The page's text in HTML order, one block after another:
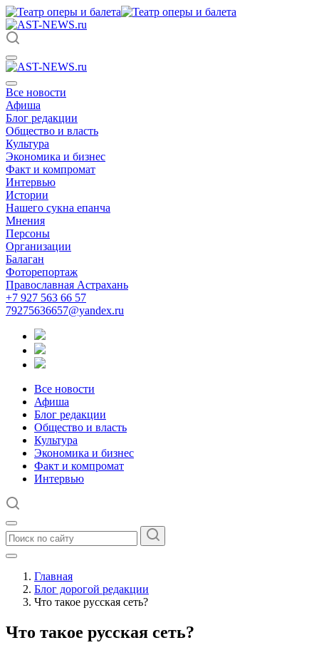
Все новости
Афиша
Блог редакции
Общество и власть
Культура
Экономика и бизнес
Факт и компромат
Интервью
Истории
Нашего сукна епанча
Мнения
Персоны
Организации
Балаган
Фоторепортаж
Православная Астрахань
+7 927 563 66 57
79275636657@yandex.ru
Все новости
Афиша
Блог редакции
Общество и власть
Культура
Экономика и бизнес
Факт и компромат
Интервью
Главная
Блог дорогой редакции
Что такое русская сеть?
Что такое русская сеть?